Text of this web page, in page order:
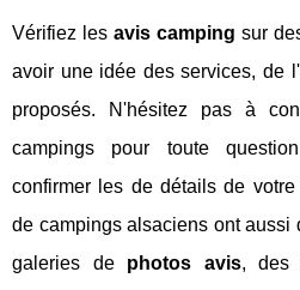
Vérifiez lesavis camping sur
avoir une idée des services, de
proposés. N'hésitez pas à
campings pour toute
confirmer les de détails de
de campings alsaciens ont aussi
galeries de photos avis, des